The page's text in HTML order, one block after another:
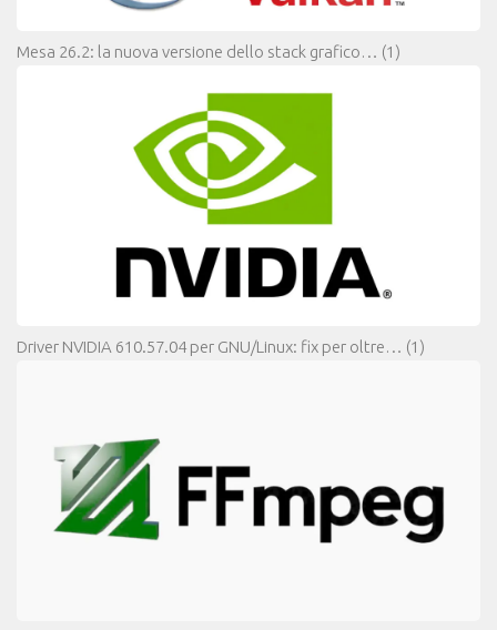
Mesa 26.2: la nuova versione dello stack grafico… (1)
Driver NVIDIA 610.57.04 per GNU/Linux: fix per oltre… (1)